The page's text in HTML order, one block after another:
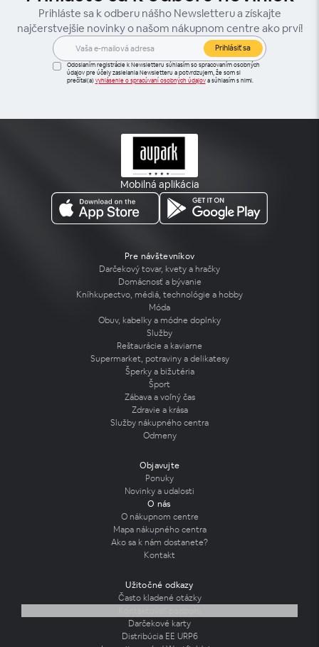
Prihláste sa k odberu nášho Newsletteru a získajte
najčerstvejšie novinky o našom nákupnom centre ako prví!
Prihlásiť sa
Odoslaním registrácie k Newsletteru súhlasím so spracovaním osobných
údajov pre účely zasielania Newsletteru a potvrdzujem, že som si
prečítal(a) vyhlásenie o spracúvaní osobných údajova súhlasím s nimi.
Mobilná aplikácia
Pre návštevníkov
Darčekový tovar, kvety a hračky
Domácnosť a bývanie
Kníhkupectvo, médiá, technológie a hobby
Móda
Obuv, kabelky a módne doplnky
Služby
Reštaurácie a kaviarne
Supermarket, potraviny a delikatesy
Šperky a bižutéria
Šport
Zábava a voľný čas
Zdravie a krása
Služby nákupného centra
Odmeny
Objavujte
Ponuky
Novinky a udalosti
O nás
O nákupnom centre
Mapa nákupného centra
Ako sa k nám dostanete?
Kontakt
Užitočné odkazy
Často kladené otázky
Darčekové karty
Distribúcia EE URP6